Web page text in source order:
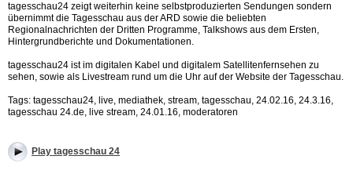
tagesschau24 zeigt weiterhin keine selbstproduzierten Sendungen sondern
übernimmt die Tagesschau aus der ARD sowie die beliebten
Regionalnachrichten der Dritten Programme, Talkshows aus dem Ersten,
Hintergrundberichte und Dokumentationen.
tagesschau24 ist im digitalen Kabel und digitalem Satellitenfernsehen zu
sehen, sowie als Livestream rund um die Uhr auf der Website der Tagesschau.
Tags: tagesschau24, live, mediathek, stream, tagesschau, 24.02.16, 24.3.16,
tagesschau 24.de, live stream, 24.01.16, moderatoren
Play tagesschau 24